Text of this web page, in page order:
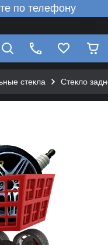
по телефону
стекла Стекло